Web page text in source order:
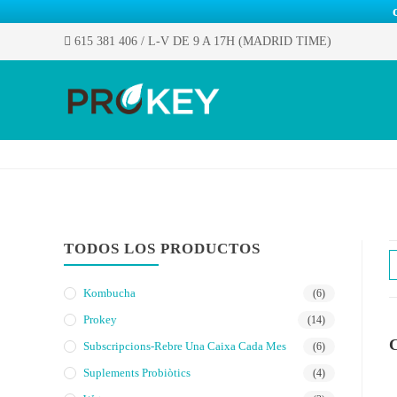
615 381 406 / L-V DE 9 A 17H (MADRID TIME)
TODOS LOS PRODUCTOS
Kombucha (6)
Prokey (14)
Subscripcions-Rebre Una Caixa Cada Mes (6)
Suplements Probiòtics (4)